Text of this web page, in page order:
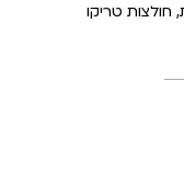
, חולצות טריקו